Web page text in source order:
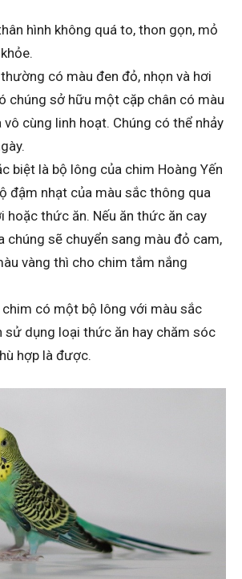
hình không quá to, thon gọn, mỏ
có màu đen đỏ, nhọn và hơi
chúng sở hữu một cặp chân có màu
cùng linh hoạt. Chúng có thể nhảy
biệt là bộ lông của chim Hoàng Yến
đậm nhạt của màu sắc thông qua
hoặc thức ăn. Nếu ăn thức ăn cay
chúng sẽ chuyển sang màu đỏ cam,
vàng thì cho chim tắm nắng
chim có một bộ lông với màu sắc
sử dụng loại thức ăn hay chăm sóc
hợp là được.